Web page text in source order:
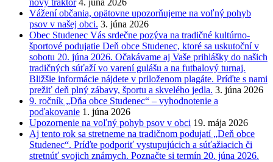
nový traktor 4. júna 2026
Vážení občania, opätovne upozorňujeme na voľný pohyb
psov v našej obci. 3. júna 2026
Obec Studenec Vás srdečne pozýva na tradičné kultúrno-
športové podujatie Deň obce Studenec, ktoré sa uskutoční v
sobotu 20. júna 2026. Očakávame aj Vaše prihlášky do našich
tradičných súťaží vo varení gulášu a na futbalový turnaj.
Bližšie informácie nájdete v priloženom plagáte. Príďte s nami
prežiť deň plný zábavy, športu a skvelého jedla. 3. júna 2026
9. ročník „Dňa obce Studenec“ – vyhodnotenie a
poďakovanie 1. júna 2026
Upozornenie na voľný pohyb psov v obci 19. mája 2026
Aj tento rok sa stretneme na tradičnom podujatí „Deň obce
Studenec“. Príďte podporiť vystupujúcich a súťažiacich či
stretnúť svojich známych. Poznačte si termín 20. júna 2026.